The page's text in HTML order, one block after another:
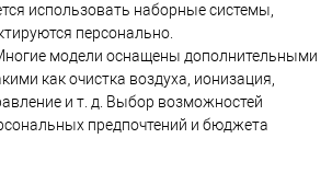
использовать наборные системы,
персонально.
модели оснащены дополнительными
как очистка воздуха, ионизация,
и т. д. Выбор возможностей
предпочтений и бюджета